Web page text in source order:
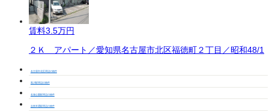
賃料3.5万円
２Ｋ アパート／愛知県名古屋市北区福徳町２丁目／昭和48/1
名古屋市北区周辺の物件
黒川駅周辺の物件
名城公園駅周辺の物件
志賀本通駅周辺の物件